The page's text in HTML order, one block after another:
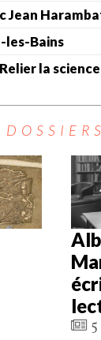
Jean
les-Bains
la
DOSSIERS
5